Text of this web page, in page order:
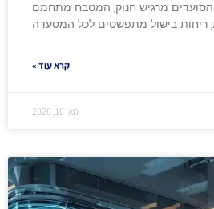
הסועדים מרגיש חנוק, המטבח מתחמם
ריחות בישול מתפשטים לכל המסעדה
קרא עוד »
מאי 10, 2026